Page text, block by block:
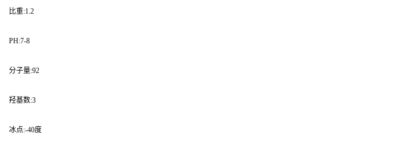
比重:1.2
PH:7-8
分子量:92
羟基数:3
冰点:-40度